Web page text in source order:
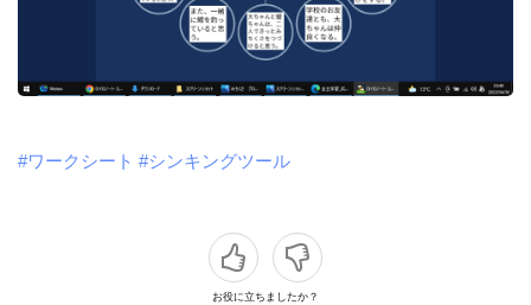
#ワークシート #シンキングツール
お役に立ちましたか？